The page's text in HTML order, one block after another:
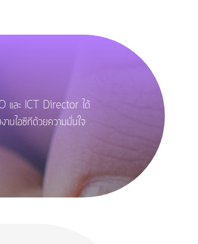
และ ICT Director ได้
นไอซีทีด้วยความมั่นใจ